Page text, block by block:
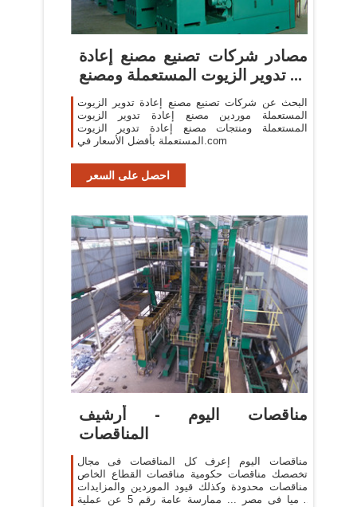
مصادر شركات تصنيع مصنع إعادة
تدوير الزيوت المستعملة ومصنع ...
البحث عن شركات تصنيع مصنع إعادة تدوير الزيوت
المستعملة موردين مصنع إعادة تدوير الزيوت
المستعملة ومنتجات مصنع إعادة تدوير الزيوت
المستعملة بأفضل الأسعار في.com
احصل على السعر
مناقصات اليوم - أرشيف
المناقصات
مناقصات اليوم إعرف كل المناقصات فى مجال
تخصصك مناقصات حكومية مناقصات القطاع الخاص
مناقصات محدودة وكذلك قيود الموردين والمزايدات
يوميا فى مصر ... ممارسة عامة رقم 5 عن عملية